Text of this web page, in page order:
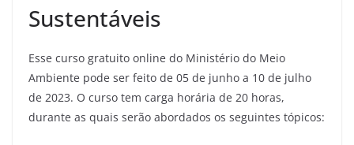
Sustentáveis
Esse curso gratuito online do Ministério do Meio
Ambiente pode ser feito de 05 de junho a 10 de julho
de 2023. O curso tem carga horária de 20 horas,
durante as quais serão abordados os seguintes tópicos: